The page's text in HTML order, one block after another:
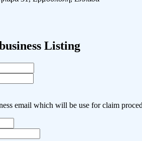
Listing
email which will be use for claim